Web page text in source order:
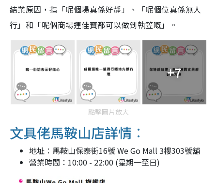
結業原因，指「呢個場真係好靜」、「呢個位真係無人
行」和「呢個商場連佳寶都可以做到執笠嘅」。
+7
點擊圖片放大
文具佬馬鞍山店詳情︰
地址：馬鞍山保泰街16號 We Go Mall 3樓303號舖
營業時間：10:00 - 22:00 (星期一至日)